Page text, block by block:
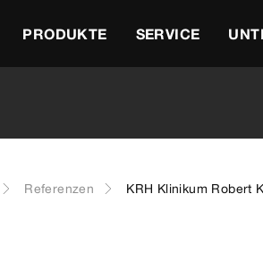
PRODUKTE SERVICE
Referenzen KRH Klinikum Robert